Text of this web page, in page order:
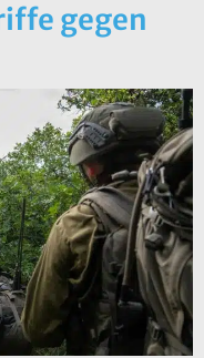
gegen